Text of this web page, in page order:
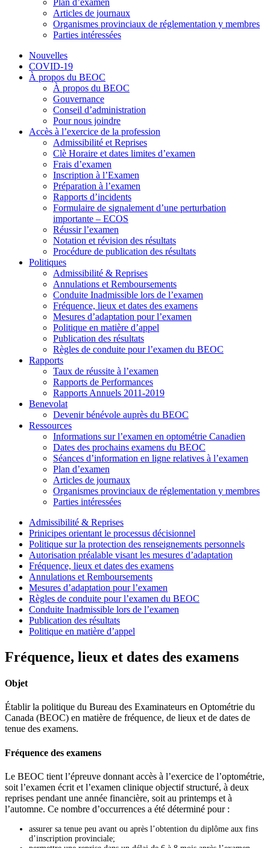
Plan d’examen
Articles de journaux
Organismes provinciaux de réglementation y membres
Parties intéressées
Nouvelles
COVID-19
À propos du BEOC
À propos du BEOC
Gouvernance
Conseil d’administration
Pour nous joindre
Accès à l’exercice de la profession
Admissibilité et Reprises
Clè Horaire et dates limites d’examen
Frais d’examen
Inscription à l’Examen
Préparation à l’examen
Rapports d’incidents
Formulaire de signalement d’une perturbation
importante – ECOS
Réussir l’examen
Notation et révision des résultats
Procédure de publication des résultats
Politiques
Admissibilité & Reprises
Annulations et Remboursements
Conduite Inadmissible lors de l’examen
Fréquence, lieux et dates des examens
Mesures d’adaptation pour l’examen
Politique en matière d’appel
Publication des résultats
Règles de conduite pour l’examen du BEOC
Rapports
Taux de réussite à l’examen
Rapports de Performances
Rapports Annuels 2011-2019
Benevolat
Devenir bénévole auprès du BEOC
Ressources
Informations sur l’examen en optométrie Canadien
Dates des prochains examens du BEOC
Séances d’information en ligne relatives à l’examen
Plan d’examen
Articles de journaux
Organismes provinciaux de réglementation y membres
Parties intéressées
Admissibilité & Reprises
Prinicipes orientant le processus décisionnel
Politique sur la protection des renseignements personnels
Autorisation préalable visant les mesures d’adaptation
Fréquence, lieux et dates des examens
Annulations et Remboursements
Mesures d’adaptation pour l’examen
Règles de conduite pour l’examen du BEOC
Conduite Inadmissible lors de l’examen
Publication des résultats
Politique en matière d’appel
Fréquence, lieux et dates des examens
Objet
Établir la politique du Bureau des Examinateurs en Optométrie du
Canada (BEOC) en matière de fréquence, de lieux et de dates de
tenue des examens.
Fréquence des examens
Le BEOC tient l’épreuve donnant accès à l’exercice de l’optométrie,
soit l’examen écrit et l’examen clinique objectif structuré, à deux
reprises pendant une année financière, soit au printemps et à
l’automne. Ce nombre d’occurrences a été déterminé pour :
assurer sa tenue peu avant ou après l’obtention du diplôme aux fins
d’inscription provinciale;